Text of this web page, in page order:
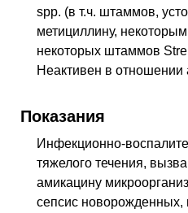
spp. (в т.ч. штаммов,
метициллину,
некоторых штаммов
Неактивен в отношении
Показания
Инфекционно-
тяжелого течения,
амикацину
сепсис